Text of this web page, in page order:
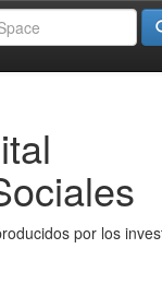
por los